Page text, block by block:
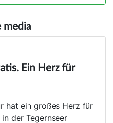
media
Ein Herz für
hat ein großes Herz für
in der Tegernseer